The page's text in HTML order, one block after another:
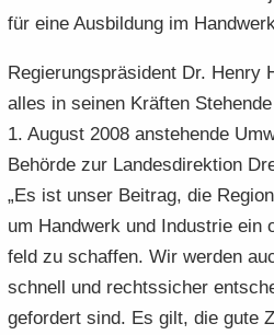
für eine Aus­bil­dung im
Re­gie­rungs­prä­si­dent Dr. Henry
alles in sei­nen Kräf­ten
1. Au­gust 2008 an­ste­hen­de
Be­hör­de zur Lan­des­di­rek­ti­on
„Es ist unser Bei­trag, die
um Hand­werk und In­dus­trie
feld zu schaf­fen. Wir wer­den
schnell und rechts­si­cher
ge­for­dert sind. Es gilt, die gute